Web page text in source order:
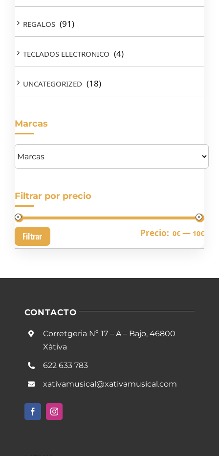
REGALOS (91)
TECLADOS ELECTRONICO (4)
UNCATEGORIZED (18)
Marcas
Filtrar por precio
Filtrar Precio: 0€ — 10€
CONTACTO
Corretgeria Nº 17 – A – Bajo, 46800
Xàtiva
622 633 783
xativamusical@xativamusical.com